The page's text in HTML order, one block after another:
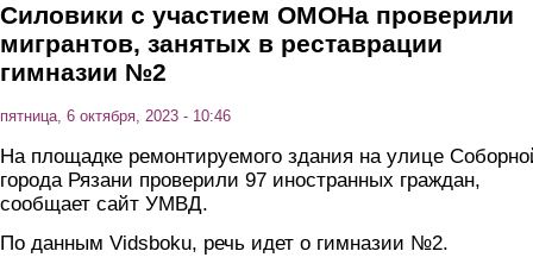
Силовики с участием ОМОНа проверили
мигрантов, занятых в реставрации
гимназии №2
пятница, 6 октября, 2023 - 10:46
На площадке ремонтируемого здания на улице
города Рязани проверили 97 иностранных граждан,
сообщает сайт УМВД.
По данным Vidsboku, речь идет о гимназии №2.